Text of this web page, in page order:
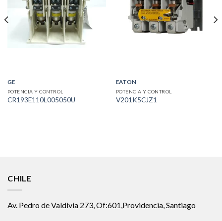
GE
POTENCIA Y CONTROL
CR193E110L005050U
EATON
POTENCIA Y CONTROL
V201K5CJZ1
CHILE
Av. Pedro de Valdivia 273, Of:601,Providencia, Santiago